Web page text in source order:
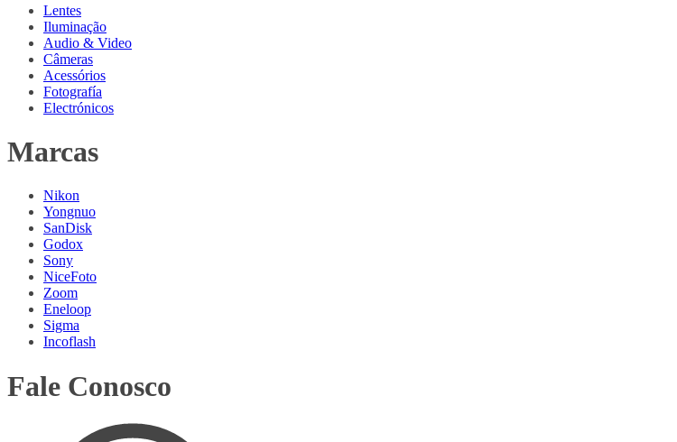
Lentes
Iluminação
Audio & Video
Câmeras
Acessórios
Fotografía
Electrónicos
Marcas
Nikon
Yongnuo
SanDisk
Godox
Sony
NiceFoto
Zoom
Eneloop
Sigma
Incoflash
Fale Conosco